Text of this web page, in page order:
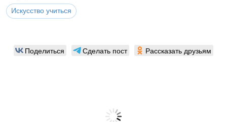
Искусство учиться
Поделиться Сделать пост Рассказать друзьям